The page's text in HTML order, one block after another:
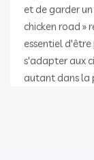
et de garder
chicken road »
essentiel
s'adapter aux
autant dans la